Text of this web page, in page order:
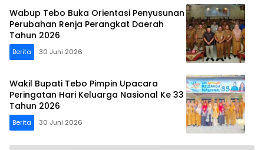
Wabup Tebo Buka Orientasi Penyusunan
Perubahan Renja Perangkat Daerah
Tahun 2026
Berita 30 Juni 2026
Wakil Bupati Tebo Pimpin Upacara
Peringatan Hari Keluarga Nasional Ke 33
Tahun 2026
Berita 30 Juni 2026